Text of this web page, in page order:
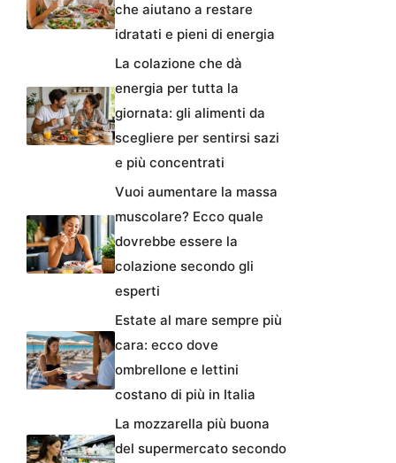
che aiutano a restare
idratati e pieni di energia
La colazione che dà
energia per tutta la
giornata: gli alimenti da
scegliere per sentirsi sazi
e più concentrati
Vuoi aumentare la massa
muscolare? Ecco quale
dovrebbe essere la
colazione secondo gli
esperti
Estate al mare sempre più
cara: ecco dove
ombrellone e lettini
costano di più in Italia
La mozzarella più buona
del supermercato secondo